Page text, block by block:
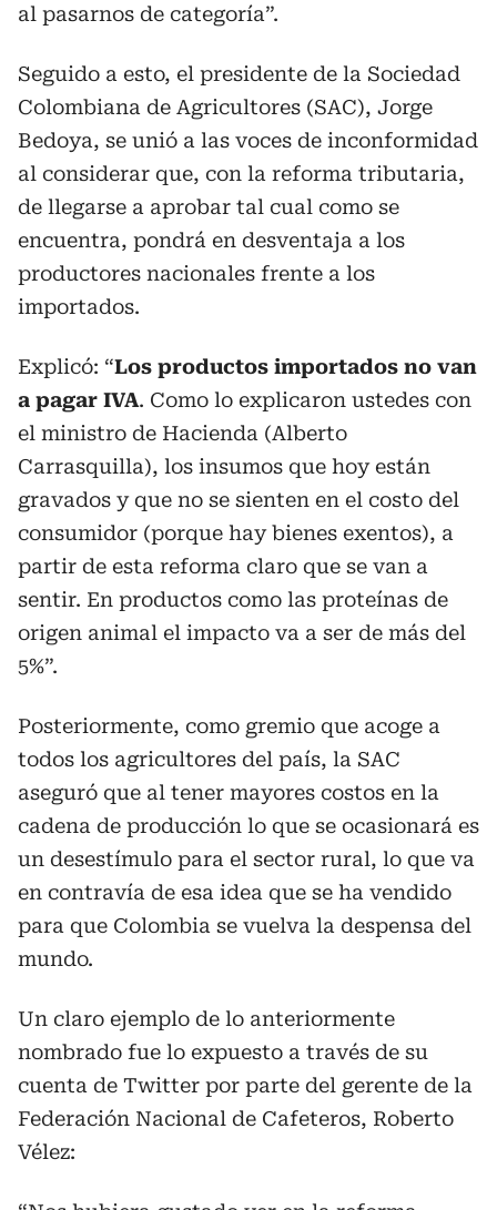
al pasarnos de categoría”.
Seguido a esto, el presidente de la Sociedad
Colombiana de Agricultores (SAC), Jorge
Bedoya, se unió a las voces de inconformidad
al considerar que, con la reforma tributaria,
de llegarse a aprobar tal cual como se
encuentra, pondrá en desventaja a los
productores nacionales frente a los
importados.
Explicó: “Los productos importados no van
a pagar IVA. Como lo explicaron ustedes con
el ministro de Hacienda (Alberto
Carrasquilla), los insumos que hoy están
gravados y que no se sienten en el costo del
consumidor (porque hay bienes exentos), a
partir de esta reforma claro que se van a
sentir. En productos como las proteínas de
origen animal el impacto va a ser de más del
5%”.
Posteriormente, como gremio que acoge a
todos los agricultores del país, la SAC
aseguró que al tener mayores costos en la
cadena de producción lo que se ocasionará es
un desestímulo para el sector rural, lo que va
en contravía de esa idea que se ha vendido
para que Colombia se vuelva la despensa del
mundo.
Un claro ejemplo de lo anteriormente
nombrado fue lo expuesto a través de su
cuenta de Twitter por parte del gerente de la
Federación Nacional de Cafeteros, Roberto
Vélez: